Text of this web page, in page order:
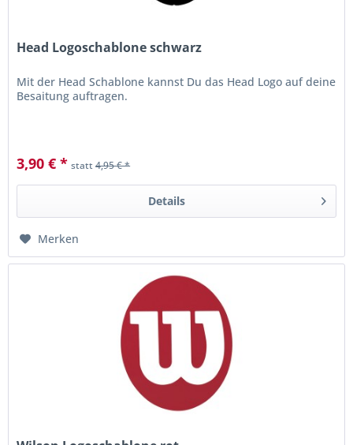
Head Logoschablone schwarz
Mit der Head Schablone kannst Du das Head Logo auf deine
Besaitung auftragen.
3,90 € * statt4,95 € *
Details
Merken